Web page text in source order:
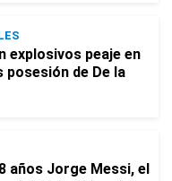
explosivos peaje en
posesión de De la
años Jorge Messi, el